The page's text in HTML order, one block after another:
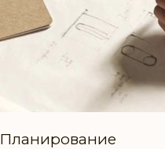
Планирование